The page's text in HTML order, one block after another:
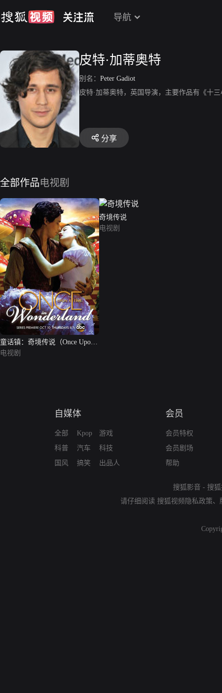
导航
皮特·加蒂奥特
别名： Peter Gadiot
皮特·加蒂奥特，英国导演，主要作品有《十
分享
全部作品电视剧
童话镇：奇境传说（Once Upon a
Time in Wonderland）
电视剧
奇境传说
电视剧
自媒体
全部
科普
国风
Kpop
汽车
搞笑
游戏
科技
出品人
会员
会员特权
会员剧场
帮助
搜狐影音 - 搜
请仔细阅读 搜狐视频隐私政策、